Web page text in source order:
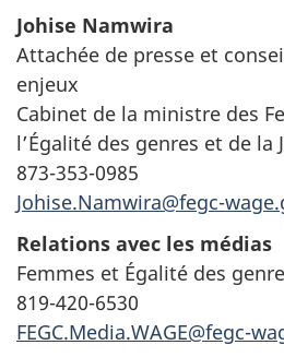
Johise Namwira
Attachée de presse et
enjeux
Cabinet de la ministre des
l’Égalité des genres et de la
873-353-0985
Johise.Namwira@fegc-
Relations avec les médias
Femmes et Égalité des
819-420-6530
FEGC.Media.WAGE@fegc-